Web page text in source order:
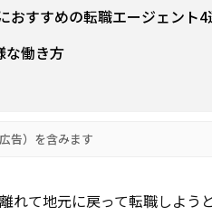
おすすめの転職エージェント4
な働き方
告）を含みます
れて地元に戻って転職しよう